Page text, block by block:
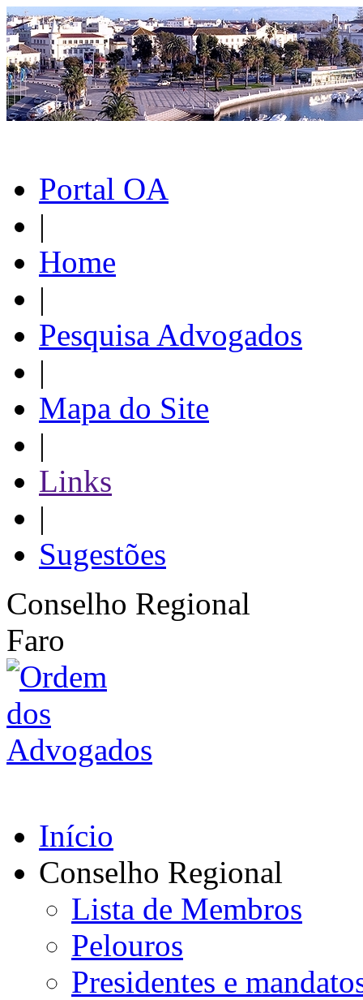
Portal OA
|
Home
|
Pesquisa Advogados
|
Mapa do Site
|
Links
|
Sugestões
Conselho Regional
Faro
Início
Conselho Regional
Lista de Membros
Pelouros
Presidentes e